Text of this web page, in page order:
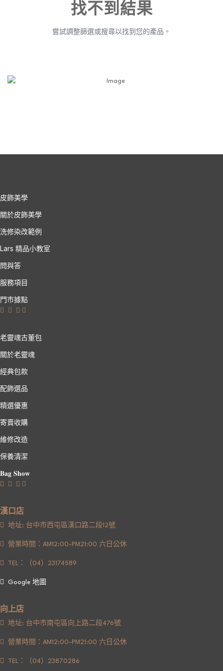
找不到結果
嘗試調整篩選或搜尋以找到您的產品。
皮飾美學
關於皮飾美學
洗修染改範例
Lars 精品小教室
問與答
服務項目
門市據點
老靈魂古董包
關於老靈魂
經典包款
配飾選品
精選優惠
寄賣收購
維修改造
保養清潔
𝐁𝐚𝐠 𝐒𝐡𝐨𝐰
漢口店
地址: 台中市西屯區漢口路二段12號
營業時間：AM12:00-PM21:00 六日公休
TEL：（04）23174589
Google 地圖
向上店
地址: 台中市南屯區向上路二段476號
營業時間：AM12:00-PM21:00 六日公休
TEL：（04）23870286